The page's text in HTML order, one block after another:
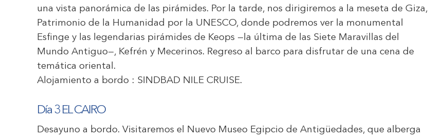
una vista panorámica de las pirámides. Por la tarde, nos dirigiremos a la meseta de Giza,
Patrimonio de la Humanidad por la UNESCO, donde podremos ver la monumental
Esfinge y las legendarias pirámides de Keops —la última de las Siete Maravillas del
Mundo Antiguo—, Kefrén y Mecerinos. Regreso al barco para disfrutar de una cena de
temática oriental.
Alojamiento a bordo : SINDBAD NILE CRUISE.
Día 3 EL CAIRO
Desayuno a bordo. Visitaremos el Nuevo Museo Egipcio de Antigüedades, que alberga